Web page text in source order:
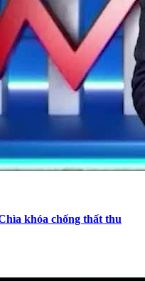
khóa chống thất thu